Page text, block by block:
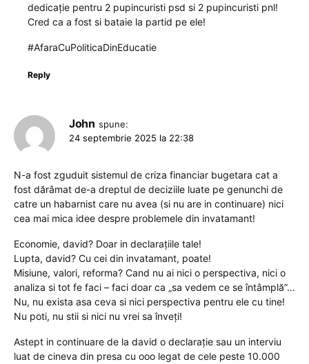
dedicație pentru 2 pupincuristi psd si 2 pupincuristi pnl!
Cred ca a fost si bataie la partid pe ele!
#AfaraCuPoliticaDinEducatie
Reply
John spune:
24 septembrie 2025 la 22:38
N-a fost zguduit sistemul de criza financiar bugetara cat a
fost dărâmat de-a dreptul de deciziile luate pe genunchi de
catre un habarnist care nu avea (si nu are in continuare) nici
cea mai mica idee despre problemele din invatamant!
Economie, david? Doar in declarațiile tale!
Lupta, david? Cu cei din invatamant, poate!
Misiune, valori, reforma? Cand nu ai nici o perspectiva, nici o
analiza si tot fe faci – faci doar ca „sa vedem ce se întâmplă”…
Nu, nu exista asa ceva si nici perspectiva pentru ele cu tine!
Nu poti, nu stii si nici nu vrei sa înveți!
Astept in continuare de la david o declarație sau un interviu
luat de cineva din presa cu ooo legat de cele peste 10.000